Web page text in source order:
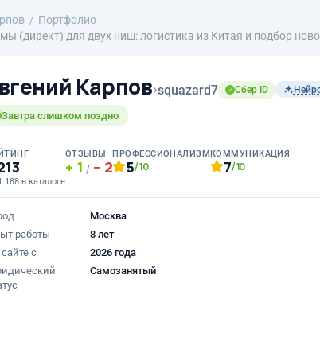
Портфолио
(директ) для двух ниш: логистика из Китая и подбор
Карпов›squazard7 Сбер ID
Завтра слишком поздно
188 в каталоге
ОТЗЫВЫ
1 / 2
ПРОФЕССИОНАЛИЗМ
5/10
КОММУНИКАЦИЯ
7/10
Москва
работы
8 лет
с
2026 года
Самозанятый